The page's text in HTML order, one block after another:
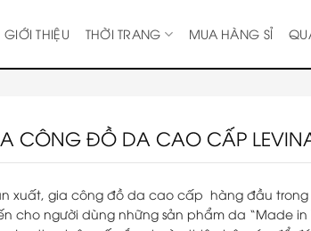
GIỚI THIỆU THỜI TRANG MUA HÀNG SỈ
CÔNG ĐỒ DA CAO CẤP LEVINA
xuất, gia công đồ da cao cấp hàng đầu
cho người dùng những sản phẩm da “Made